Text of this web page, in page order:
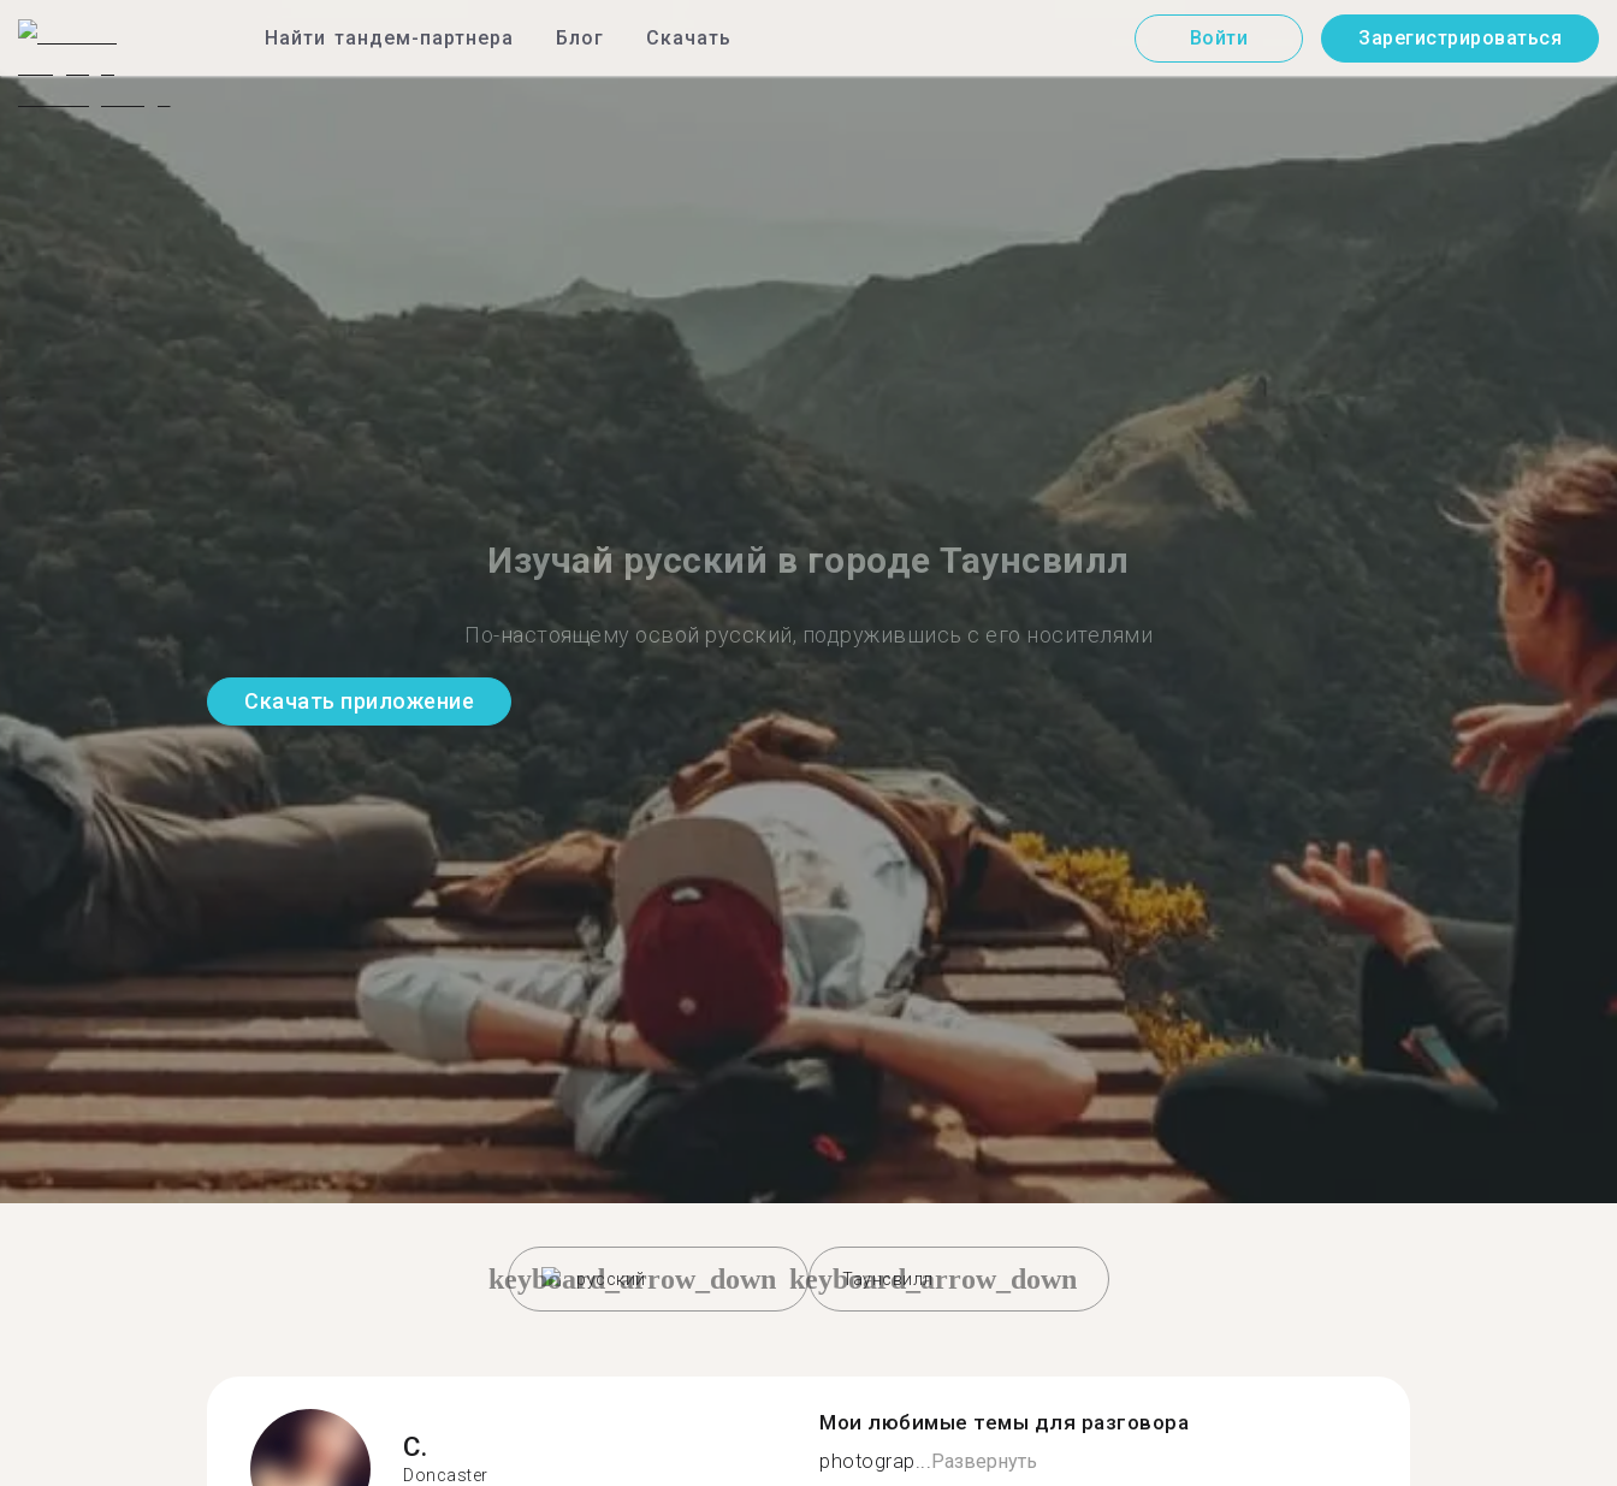
Найти тандем-партнера Блог Скачать Войти Зарегистрироваться
Изучай русский в городе Таунсвилл
По-настоящему освой русский, подружившись с его носителями
Скачать приложение
русский
keyboard_arrow_down Таунсвилл
keyboard_arrow_down
C.
Doncaster
Мои любимые темы для разговора
photograp...Развернуть